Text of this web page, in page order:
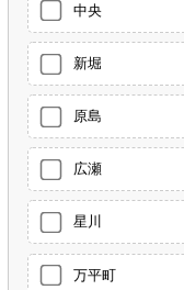
中央
新堀
原島
広瀬
星川
万平町